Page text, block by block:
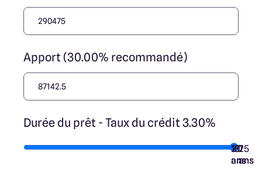
Apport (30.00% recommandé)
Durée du prêt - Taux du crédit 3.30%
7
ans
10
ans
15
ans
20
ans
25
ans